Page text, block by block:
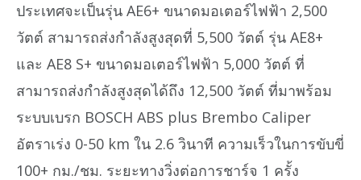
ประเทศจะเป็นรุ่น AE6+ ขนาดมอเตอร์ไฟฟ้า 2,500
วัตต์ สามารถส่งกำลังสูงสุดที่ 5,500 วัตต์ รุ่น AE8+
และ AE8 S+ ขนาดมอเตอร์ไฟฟ้า 5,000 วัตต์ ที่
สามารถส่งกำลังสูงสุดได้ถึง 12,500 วัตต์ ที่มาพร้อม
ระบบเบรก BOSCH ABS plus Brembo Caliper
อัตราเร่ง 0-50 km ใน 2.6 วินาที ความเร็วในการขับขี่
100+ กม./ชม. ระยะทางวิ่งต่อการชาร์จ 1 ครั้ง